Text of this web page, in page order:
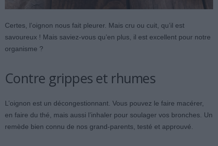
Certes, l’oignon nous fait pleurer. Mais cru ou cuit, qu’il est
savoureux ! Mais saviez-vous qu’en plus, il est excellent pour notre
organisme ?
Contre grippes et rhumes
L’oignon est un décongestionnant. Vous pouvez le faire macérer,
en faire du thé, mais aussi l’inhaler pour soulager vos bronches. Un
remède bien connu de nos grand-parents, testé et approuvé.